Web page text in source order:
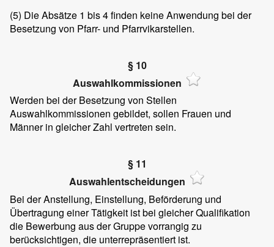
(5) Die Absätze 1 bis 4 finden keine Anwendung bei der
Besetzung von Pfarr- und Pfarrvikarstellen.
§ 10
Auswahlkommissionen
Werden bei der Besetzung von Stellen
Auswahlkommissionen gebildet, sollen Frauen und
Männer in gleicher Zahl vertreten sein.
§ 11
Auswahlentscheidungen
Bei der Anstellung, Einstellung, Beförderung und
Übertragung einer Tätigkeit ist bei gleicher Qualifikation
die Bewerbung aus der Gruppe vorrangig zu
berücksichtigen, die unterrepräsentiert ist.